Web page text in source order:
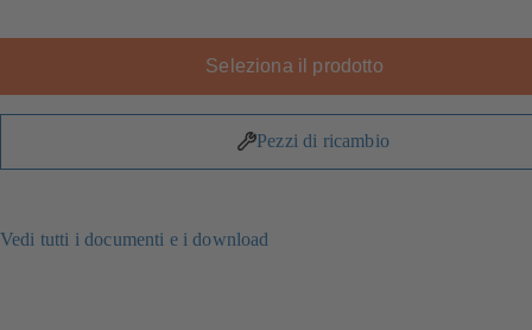
Seleziona il prodotto
Pezzi di ricambio
Vedi tutti i documenti e i download